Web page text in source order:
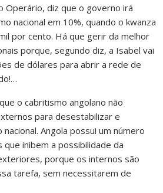
Operário, diz que o governo irá
nacional em 10%, quando o kwanza
por cento. Há que gerir da melhor
porque, segundo diz, a Isabel vai
de dólares para abrir a rede de
o cabritismo angolano não
para desestabilizar e
Angola possui um número
inibem a possibilidade da
porque os internos são
tarefa, sem necessitarem de